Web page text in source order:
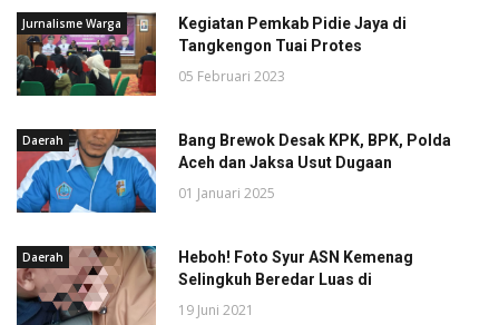
Jurnalisme Warga
Kegiatan Pemkab Pidie Jaya di
Tangkengon Tuai Protes
05 Februari 2023
Daerah
Bang Brewok Desak KPK, BPK, Polda
Aceh dan Jaksa Usut Dugaan
01 Januari 2025
Daerah
Heboh! Foto Syur ASN Kemenag
Selingkuh Beredar Luas di
19 Juni 2021